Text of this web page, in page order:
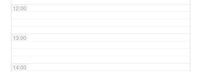
12:00
13:00
14:00